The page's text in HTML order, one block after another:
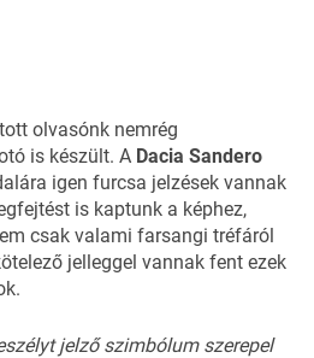
olvasónk nemrég
is készült. A Dacia Sandero
igen furcsa jelzések vannak
is kaptunk a képhez,
csak valami farsangi tréfáról
jelleggel vannak fent ezek
jelző szimbólum szerepel